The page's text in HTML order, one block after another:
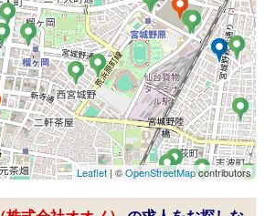
Leaflet | ©OpenStreetMapcontributors